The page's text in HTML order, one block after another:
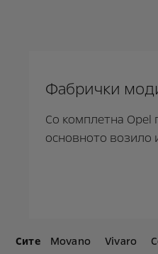
Фабрички
Со комплетна Opel
основното возило
Сите Movano Vivaro